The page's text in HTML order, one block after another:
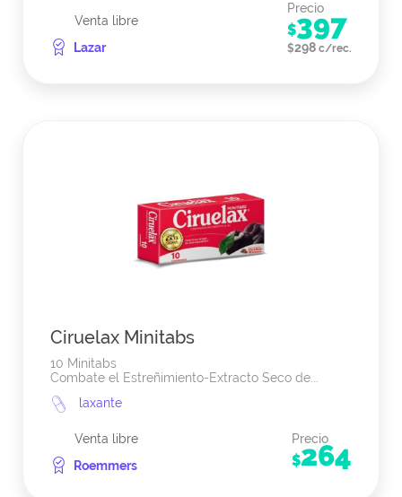
Venta libre
Lazar
Precio
$397
$298 c/rec.
Ciruelax Minitabs
10 Minitabs
Combate el Estreñimiento-Extracto Seco de...
laxante
Venta libre
Roemmers
Precio
$264